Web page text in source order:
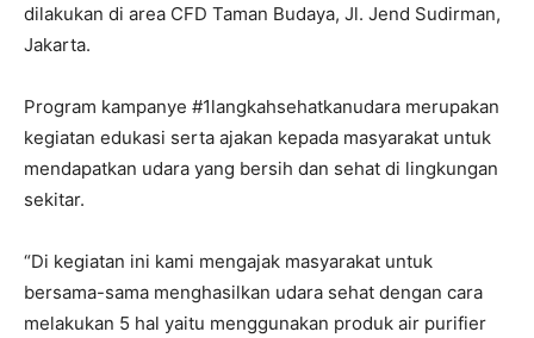
dilakukan di area CFD Taman Budaya, Jl. Jend Sudirman,
Jakarta.
Program kampanye #1langkahsehatkanudara merupakan
kegiatan edukasi serta ajakan kepada masyarakat untuk
mendapatkan udara yang bersih dan sehat di lingkungan
sekitar.
“Di kegiatan ini kami mengajak masyarakat untuk
bersama-sama menghasilkan udara sehat dengan cara
melakukan 5 hal yaitu menggunakan produk air purifier